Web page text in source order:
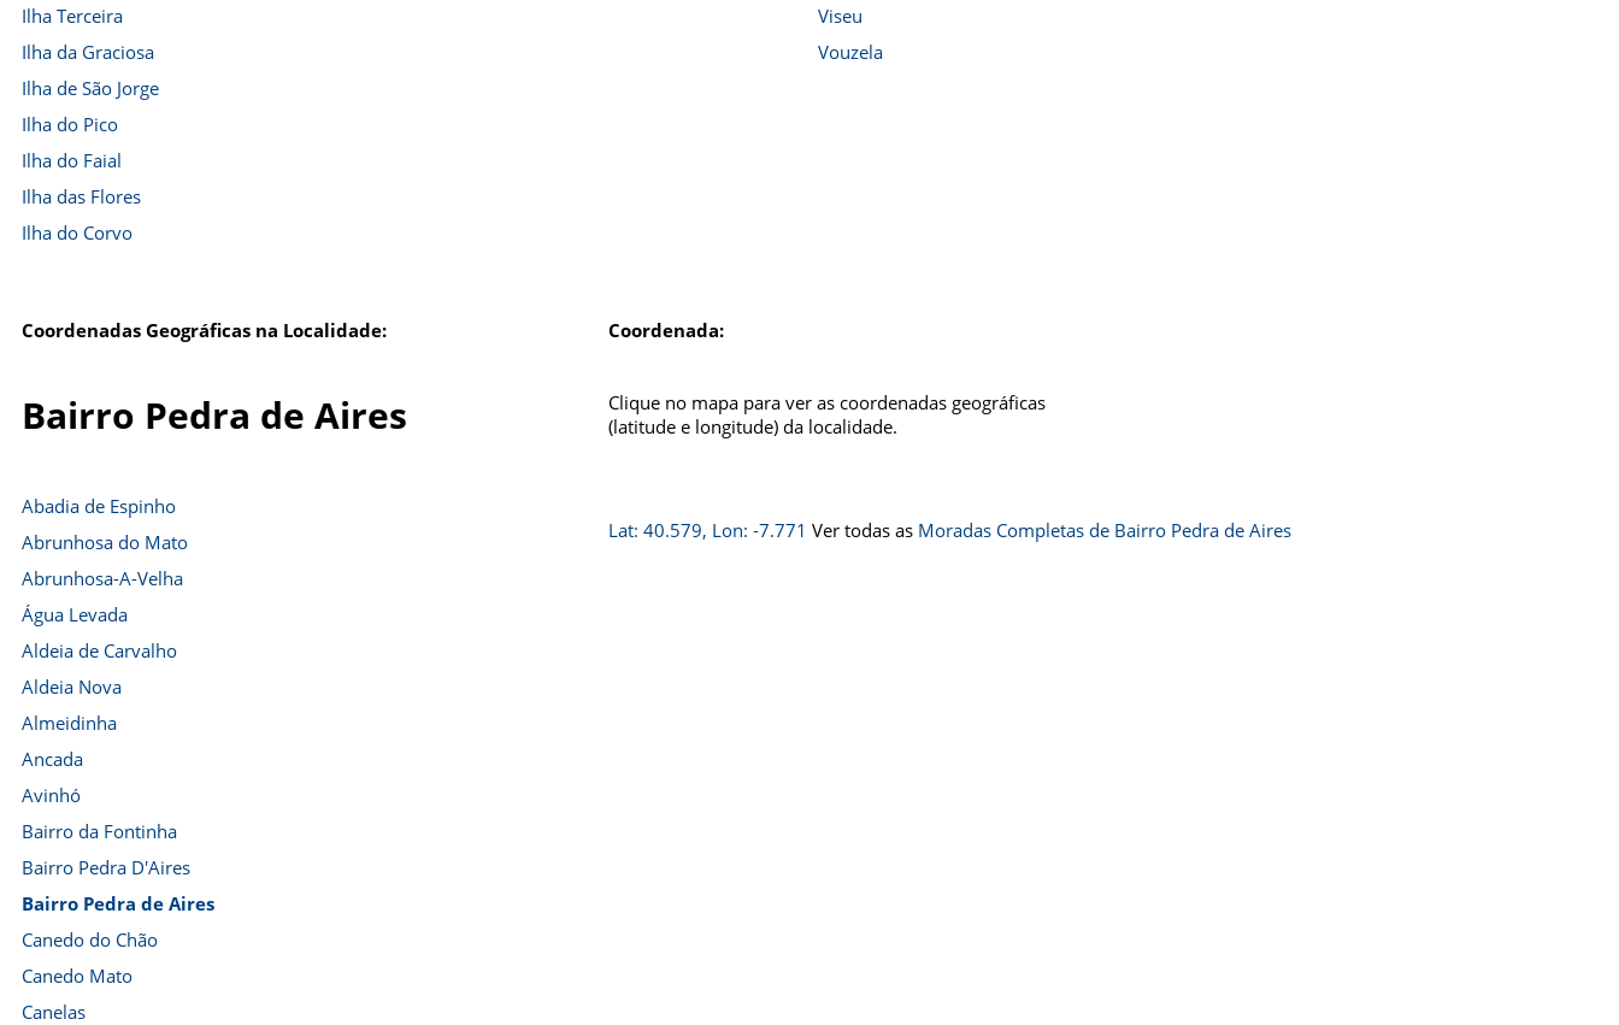
Ilha Terceira
Ilha da Graciosa
Ilha de São Jorge
Ilha do Pico
Ilha do Faial
Ilha das Flores
Ilha do Corvo
Viseu
Vouzela
Coordenadas Geográficas na Localidade: Coordenada:
Bairro Pedra de Aires
Clique no mapa para ver as coordenadas geográficas
(latitude e longitude) da localidade.
Abadia de Espinho
Abrunhosa do Mato
Abrunhosa-A-Velha
Água Levada
Aldeia de Carvalho
Aldeia Nova
Almeidinha
Ancada
Avinhó
Bairro da Fontinha
Bairro Pedra D'Aires
Bairro Pedra de Aires
Canedo do Chão
Canedo Mato
Canelas
Lat: 40.579, Lon: -7.771 Ver todas as Moradas Completas de Bairro Pedra de Aires